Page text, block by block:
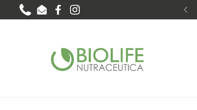
Passa ai contenuti
PhoneEmailFacebook
Instagram